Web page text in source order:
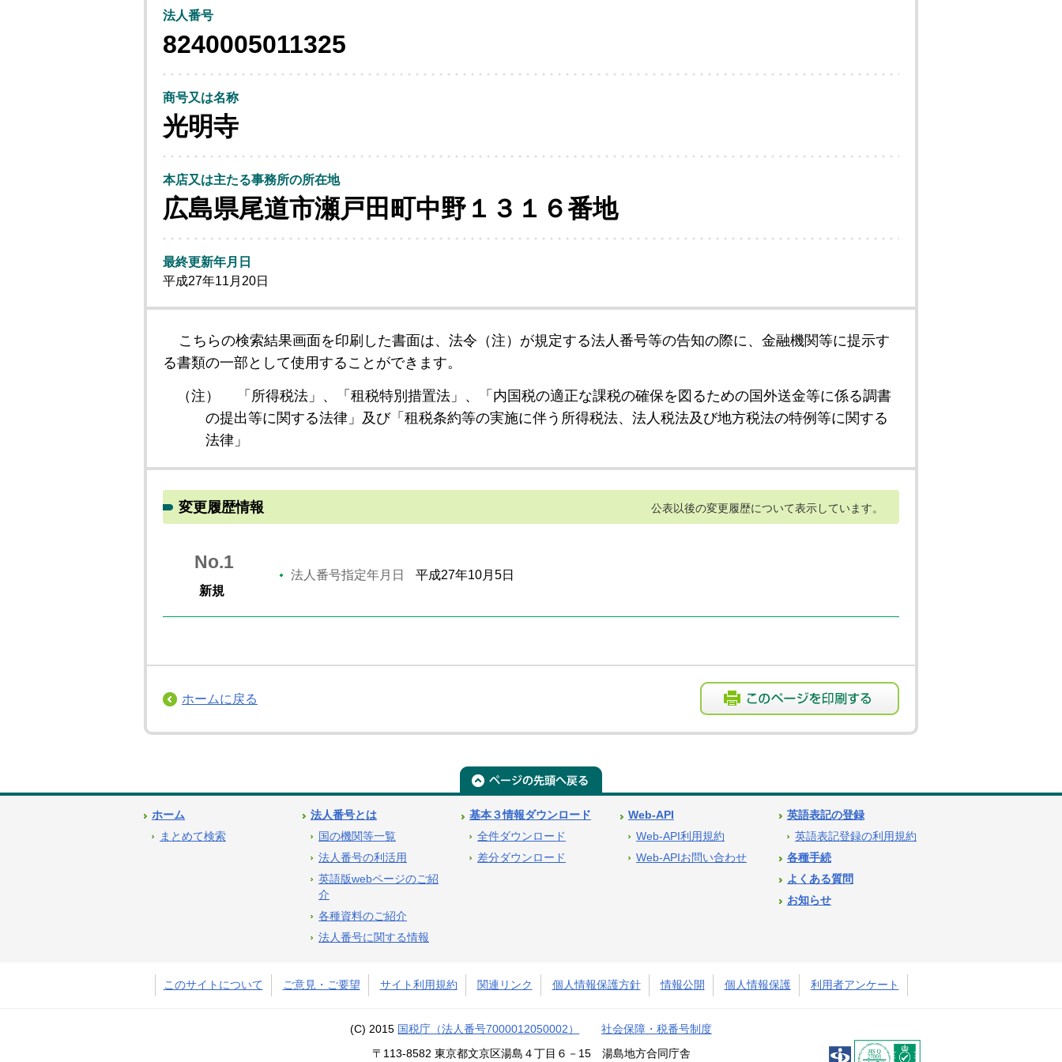
法人番号
8240005011325
商号又は名称
光明寺
本店又は主たる事務所の所在地
広島県尾道市瀬戸田町中野１３１６番地
最終更新年月日
平成27年11月20日
こちらの検索結果画面を印刷した書面は、法令（注）が規定する法人番号等の告知の際に、金融機関等に提示す
る書類の一部として使用することができます。
（注）
「所得税法」、「租税特別措置法」、「内国税の適正な課税の確保を図るための国外送金等に係る調書
の提出等に関する法律」及び「租税条約等の実施に伴う所得税法、法人税法及び地方税法の特例等に関する
法律」
変更履歴情報 公表以後の変更履歴について表示しています。
No.1
新規
法人番号指定年月日 平成27年10月5日
ホームに戻る
ホーム
まとめて検索
法人番号とは
国の機関等一覧
法人番号の利活用
英語版webページのご紹
介
各種資料のご紹介
法人番号に関する情報
基本３情報ダウンロード
全件ダウンロード
差分ダウンロード
Web-API
Web-API利用規約
Web-APIお問い合わせ
英語表記の登録
英語表記登録の利用規約
各種手続
よくある質問
お知らせ
このサイトについて ご意見・ご要望 サイト利用規約 関連リンク 個人情報保護方針 情報公開 個人情報保護 利用者アンケート
(C) 2015 国税庁（法人番号7000012050002） 社会保障・税番号制度
〒113-8582 東京都文京区湯島４丁目６－15 湯島地方合同庁舎